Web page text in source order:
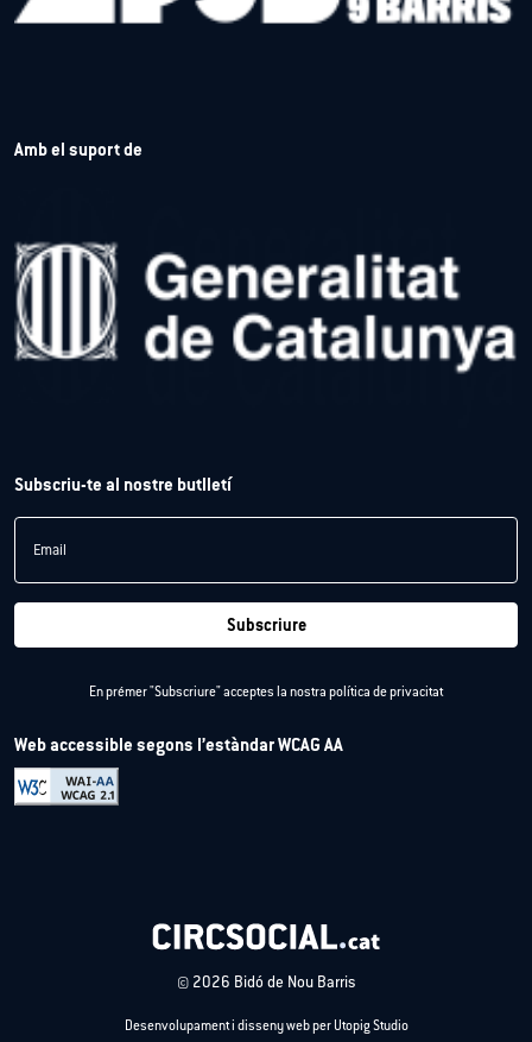
Amb el suport de
Subscriu-te al nostre butlletí
Email
Subscriure
En prémer "Subscriure" acceptes la nostra política de privacitat
Web accessible segons l’estàndar WCAG AA
© 2026 Bidó de Nou Barris
Desenvolupament i disseny web per Utopig Studio